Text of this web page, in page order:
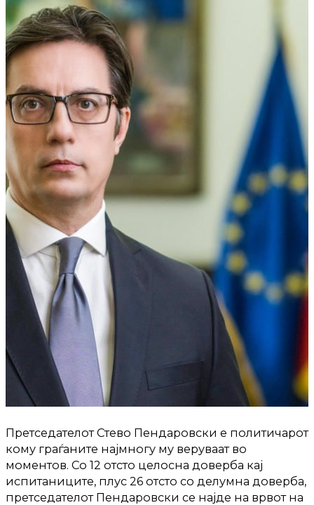
Претседателот Стево Пендаровски е политичарот
кому граѓаните најмногу му веруваат во
моментов. Со 12 отсто целосна доверба кај
испитаниците, плус 26 отсто со делумна доверба,
претседателот Пендаровски се најде на врвот на